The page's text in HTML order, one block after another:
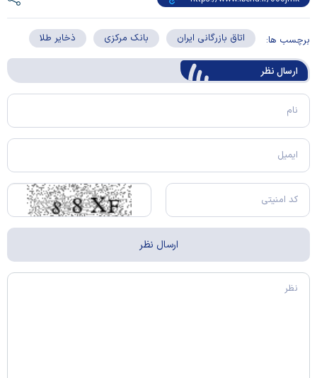
برچسب ها: اتاق بازرگانی ایران بانک مرکزی ذخایر طلا
ارسال‌ نظر